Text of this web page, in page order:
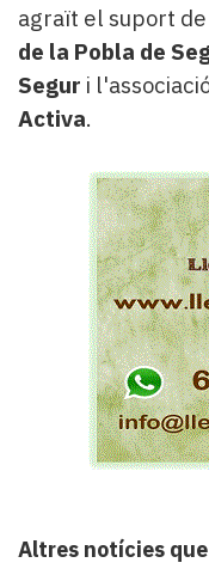
agraït el suport
de la Pobla de
Segur i
Activa.
Altres notícies